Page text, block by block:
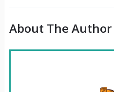
About The Author